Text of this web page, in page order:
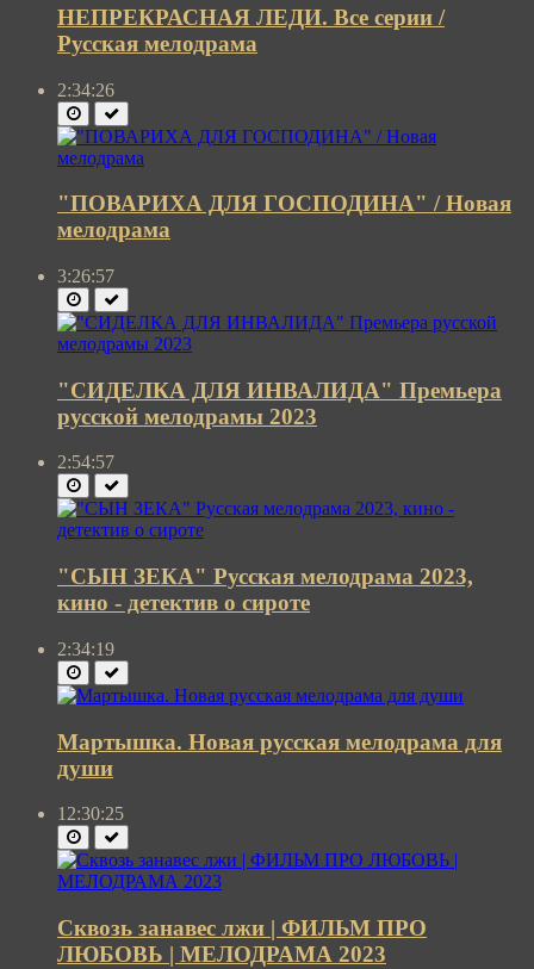
НЕПРЕКРАСНАЯ ЛЕДИ. Все серии /
Русская мелодрама
2:34:26
"ПОВАРИХА ДЛЯ ГОСПОДИНА" / Новая
мелодрама
3:26:57
"СИДЕЛКА ДЛЯ ИНВАЛИДА" Премьера
русской мелодрамы 2023
2:54:57
"СЫН ЗЕКА" Русская мелодрама 2023,
кино - детектив о сироте
2:34:19
Мартышка. Новая русская мелодрама для
души
12:30:25
Сквозь занавес лжи | ФИЛЬМ ПРО
ЛЮБОВЬ | МЕЛОДРАМА 2023